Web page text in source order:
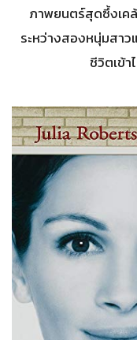
ภาพยนตร์สุดซึ้งเคล้
ระหว่างสองหนุ่มสาว
ชีวิตเข้